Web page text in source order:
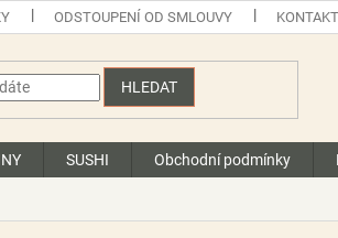
ODSTOUPENÍ OD SMLOUVY
HLEDAT
SUSHI Obchodní podmínky